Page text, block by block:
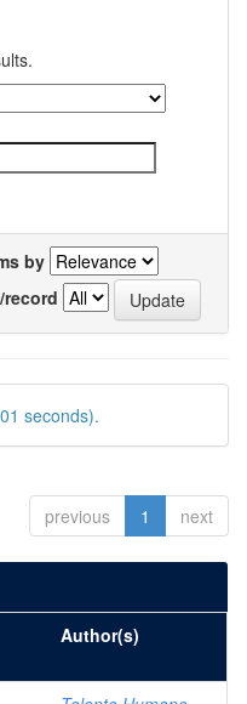
by
seconds).
previous 1 next
Author(s)